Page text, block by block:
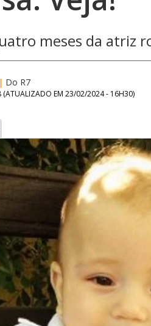
meses da atriz
| Do R7
(ATUALIZADO EM 23/02/2024 - 16H30)